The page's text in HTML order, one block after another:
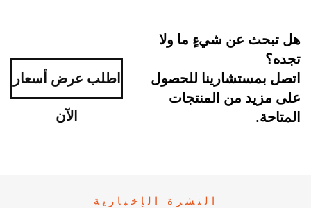
هل تبحث عن شيءٍ ما ولا
تجده؟
اتصل بمستشارينا للحصول
على مزيد من المنتجات
المتاحة.
اطلب عرض أسعار
الآن
النشرة الإخبارية